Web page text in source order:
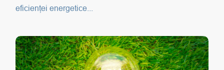
eficienței energetice...